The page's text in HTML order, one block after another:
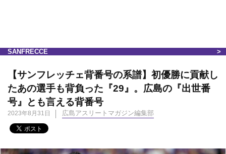
SANFRECCE
【サンフレッチェ背番号の系譜】初優勝に貢献し
たあの選手も背負った『29』。広島の『出世番
号』とも言える背番号
2023年8月31日 広島アスリートマガジン編集部